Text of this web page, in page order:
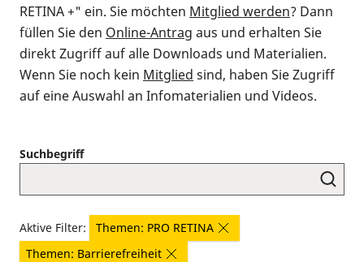
RETINA +" ein. Sie möchten Mitglied werden? Dann
füllen Sie den Online-Antrag aus und erhalten Sie
direkt Zugriff auf alle Downloads und Materialien.
Wenn Sie noch kein Mitglied sind, haben Sie Zugriff
auf eine Auswahl an Infomaterialien und Videos.
Suchbegriff
Aktive Filter:
Themen: PRO RETINA
Themen: Barrierefreiheit